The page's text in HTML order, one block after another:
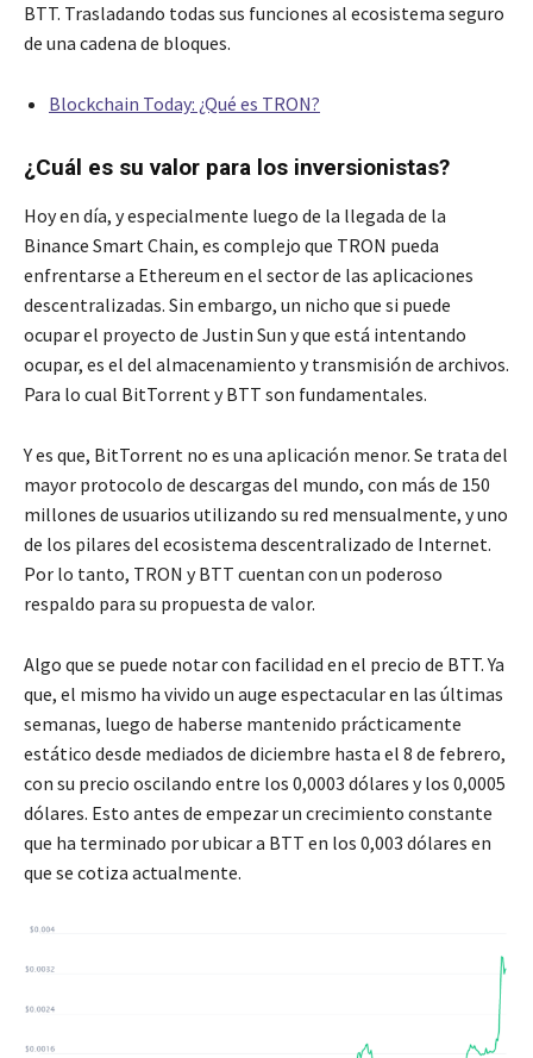
BTT. Trasladando todas sus funciones al ecosistema seguro
de una cadena de bloques.
Blockchain Today: ¿Qué es TRON?
¿Cuál es su valor para los inversionistas?
Hoy en día, y especialmente luego de la llegada de la
Binance Smart Chain, es complejo que TRON pueda
enfrentarse a Ethereum en el sector de las aplicaciones
descentralizadas. Sin embargo, un nicho que si puede
ocupar el proyecto de Justin Sun y que está intentando
ocupar, es el del almacenamiento y transmisión de archivos.
Para lo cual BitTorrent y BTT son fundamentales.
Y es que, BitTorrent no es una aplicación menor. Se trata del
mayor protocolo de descargas del mundo, con más de 150
millones de usuarios utilizando su red mensualmente, y uno
de los pilares del ecosistema descentralizado de Internet.
Por lo tanto, TRON y BTT cuentan con un poderoso
respaldo para su propuesta de valor.
Algo que se puede notar con facilidad en el precio de BTT. Ya
que, el mismo ha vivido un auge espectacular en las últimas
semanas, luego de haberse mantenido prácticamente
estático desde mediados de diciembre hasta el 8 de febrero,
con su precio oscilando entre los 0,0003 dólares y los 0,0005
dólares. Esto antes de empezar un crecimiento constante
que ha terminado por ubicar a BTT en los 0,003 dólares en
que se cotiza actualmente.